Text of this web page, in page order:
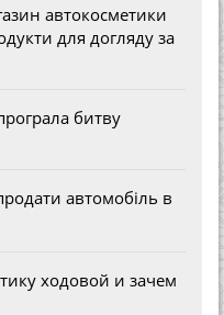
автокосметики
для догляду за
битву
автомобіль в
ходовой и зачем